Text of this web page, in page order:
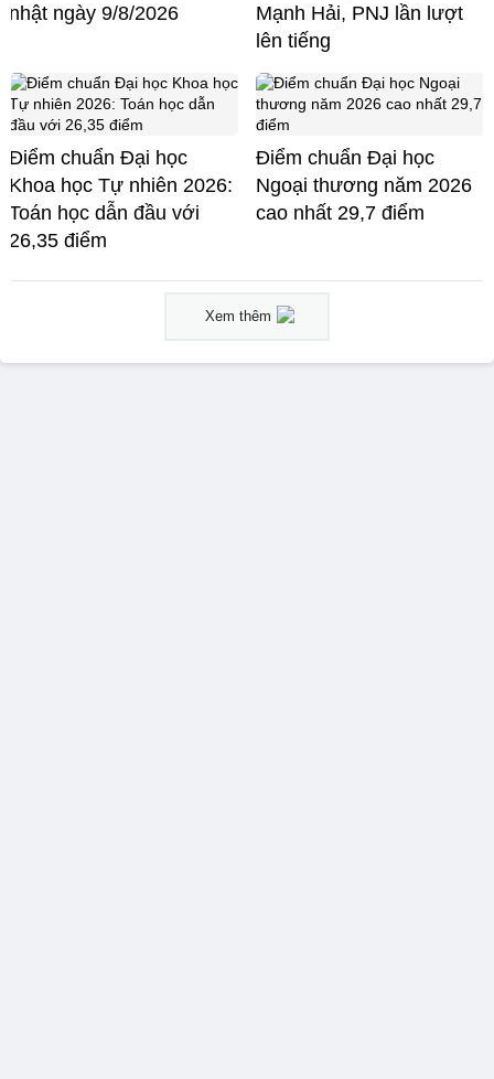
nhật ngày 9/8/2026
Mạnh Hải, PNJ lần lượt
lên tiếng
Điểm chuẩn Đại học
Khoa học Tự nhiên 2026:
Toán học dẫn đầu với
26,35 điểm
Điểm chuẩn Đại học
Ngoại thương năm 2026
cao nhất 29,7 điểm
Xem thêm